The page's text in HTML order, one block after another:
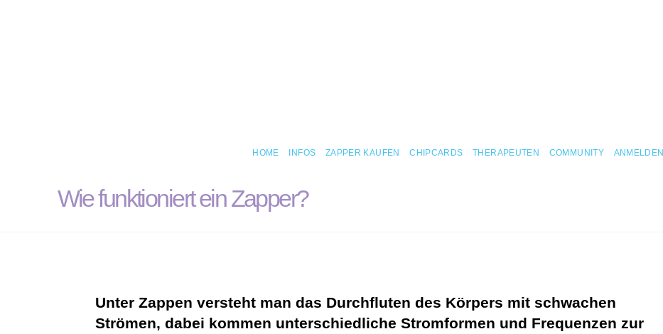
HOME INFOS ZAPPER KAUFEN CHIPCARDS THERAPEUTEN COMMUNITY ANMELDEN
Wie funktioniert ein Zapper?
Unter Zappen versteht man das Durchfluten des Körpers mit schwachen
Strömen, dabei kommen unterschiedliche Stromformen und Frequenzen zur